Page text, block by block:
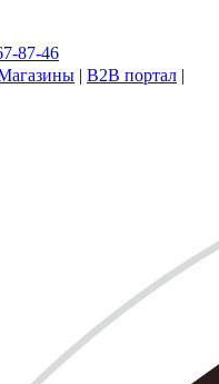
87-46
| B2B портал |